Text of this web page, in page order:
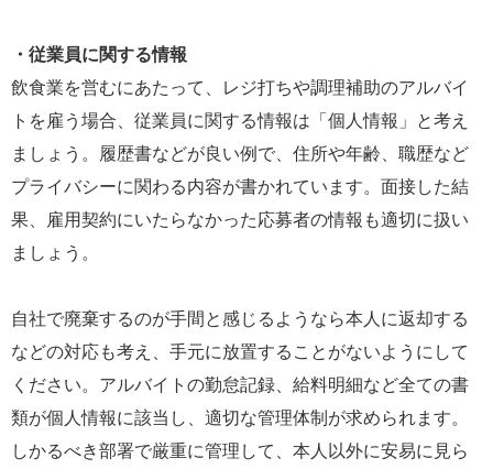
・従業員に関する情報
飲食業を営むにあたって、レジ打ちや調理補助のアルバイ
トを雇う場合、従業員に関する情報は「個人情報」と考え
ましょう。履歴書などが良い例で、住所や年齢、職歴など
プライバシーに関わる内容が書かれています。面接した結
果、雇用契約にいたらなかった応募者の情報も適切に扱い
ましょう。
自社で廃棄するのが手間と感じるようなら本人に返却する
などの対応も考え、手元に放置することがないようにして
ください。アルバイトの勤怠記録、給料明細など全ての書
類が個人情報に該当し、適切な管理体制が求められます。
しかるべき部署で厳重に管理して、本人以外に安易に見ら